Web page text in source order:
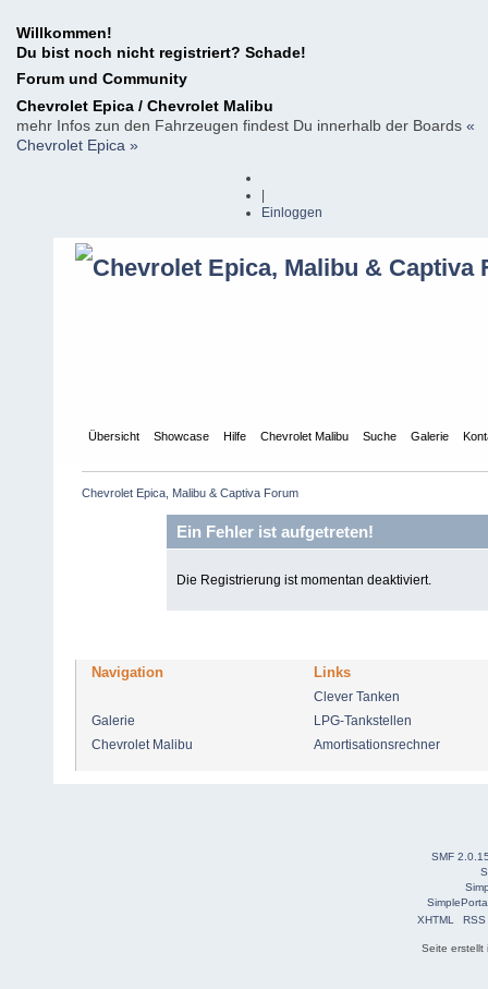
Willkommen!
Du bist noch nicht registriert? Schade!
Forum und Community
Chevrolet Epica / Chevrolet Malibu
mehr Infos zun den Fahrzeugen findest Du innerhalb der Boards «
Chevrolet Epica »
Einloggen
Übersicht Showcase Hilfe Chevrolet Malibu Suche Galerie
Chevrolet Epica, Malibu & Captiva Forum
Ein Fehler ist aufgetreten!
Die Registrierung ist momentan deaktiviert.
Navigation Links
Clever Tanken
Galerie
LPG-Tankstellen
Chevrolet Malibu
Amortisationsrechner
SMF
XHTML
RSS
Seite erstellt